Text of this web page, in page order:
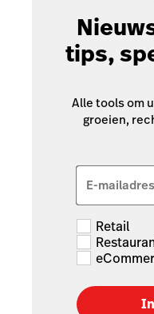
tips,
Alle tools om
groeien,
E-mailadres
Retail